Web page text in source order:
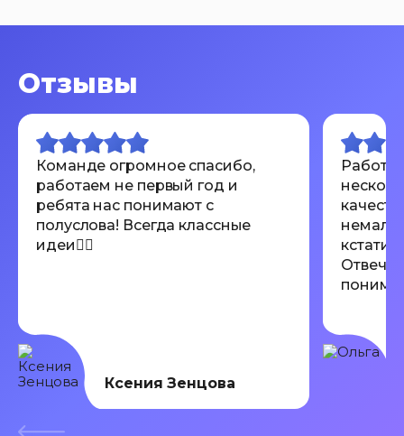
Отзывы
Команде огромное спасибо,
работаем не первый год и
ребята нас понимают с
полуслова! Всегда классные
идеи👍🏾
Ксения Зенцова
кстати